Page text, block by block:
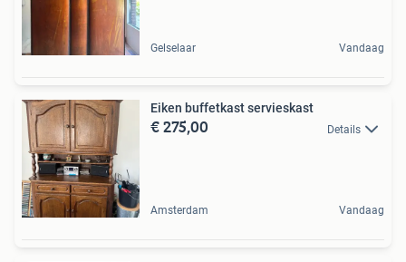
Gelselaar Vandaag
Eiken buffetkast servieskast
€ 275,00 Details
Amsterdam Vandaag